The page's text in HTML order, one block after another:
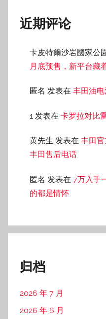
近期评论
卡皮特爾沙岩國家公
月底预售，新平台藏
匿名 发表在 丰田油
1 发表在 卡罗拉对比
黄先生 发表在 丰田
丰田售后电话
匿名 发表在 7万入手
的都是情怀
归档
2026 年 7 月
2026 年 6 月